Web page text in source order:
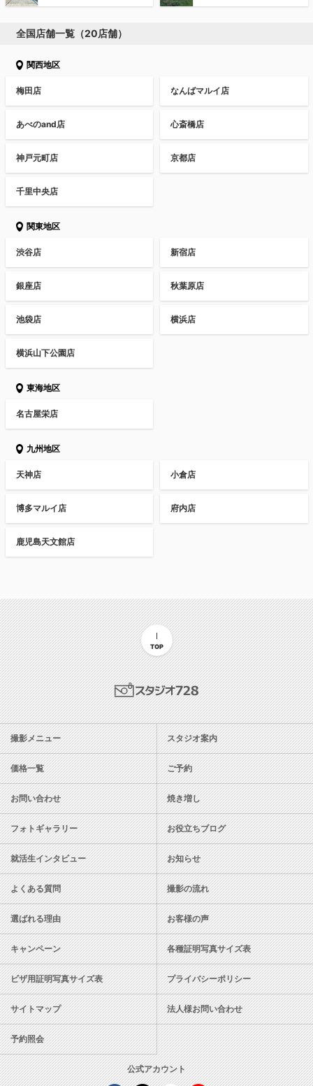
全国店舗一覧（20店舗）
関西地区
梅田店 なんばマルイ店
あべのand店 心斎橋店
神戸元町店 京都店
千里中央店
関東地区
渋谷店 新宿店
銀座店 秋葉原店
池袋店 横浜店
横浜山下公園店
東海地区
名古屋栄店
九州地区
天神店 小倉店
博多マルイ店 府内店
鹿児島天文館店
TOP
スタジオ728
撮影メニュー スタジオ案内
価格一覧 ご予約
お問い合わせ 焼き増し
フォトギャラリー お役立ちブログ
就活生インタビュー お知らせ
よくある質問 撮影の流れ
選ばれる理由 お客様の声
キャンペーン 各種証明写真サイズ表
ビザ用証明写真サイズ表 プライバシーポリシー
サイトマップ 法人様お問い合わせ
予約照会
公式アカウント